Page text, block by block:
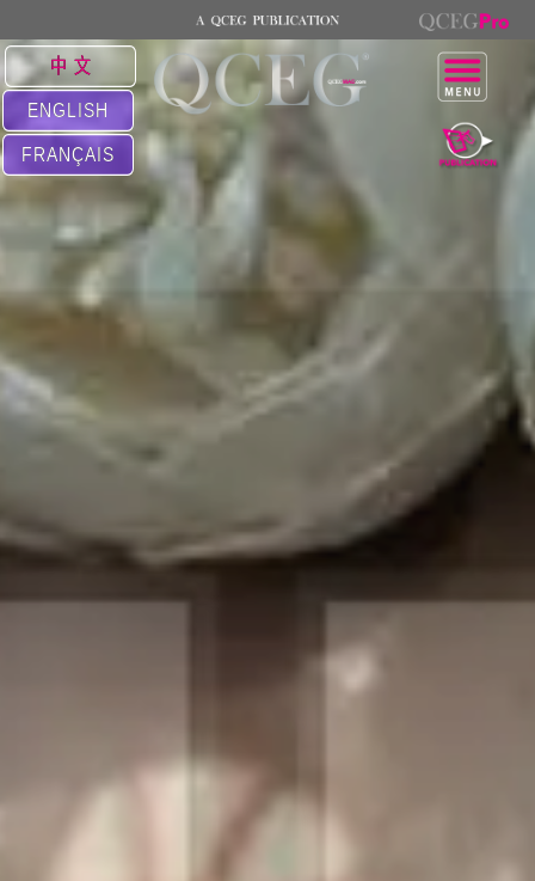
中 文
ENGLISH
FRANÇAIS